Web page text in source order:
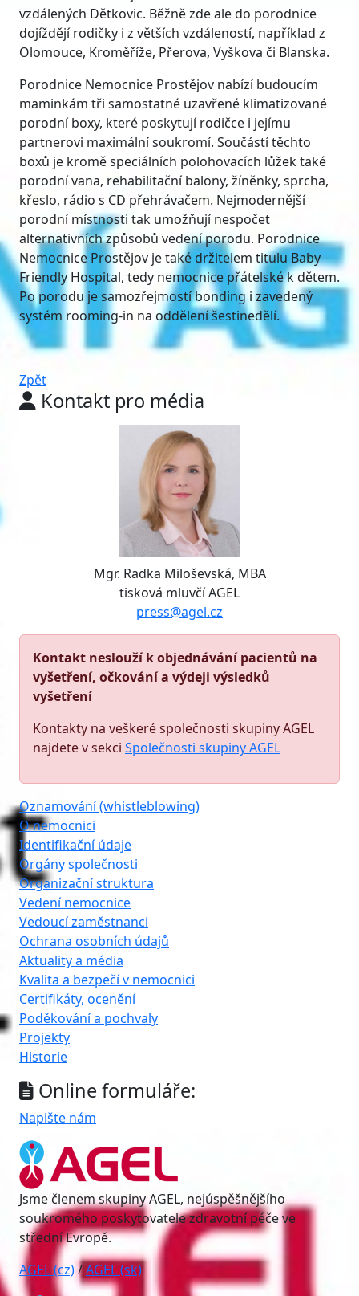
vzdálených Dětkovic. Běžně zde ale do porodnice
dojíždějí rodičky i z větších vzdáleností, například z
Olomouce, Kroměříže, Přerova, Vyškova či Blanska.
Porodnice Nemocnice Prostějov nabízí budoucím
maminkám tři samostatné uzavřené klimatizované
porodní boxy, které poskytují rodičce i jejímu
partnerovi maximální soukromí. Součástí těchto
boxů je kromě speciálních polohovacích lůžek také
porodní vana, rehabilitační balony, žíněnky, sprcha,
křeslo, rádio s CD přehrávačem. Nejmodernější
porodní místnosti tak umožňují nespočet
alternativních způsobů vedení porodu. Porodnice
Nemocnice Prostějov je také držitelem titulu Baby
Friendly Hospital, tedy nemocnice přátelské k dětem.
Po porodu je samozřejmostí bonding i zavedený
systém rooming-in na oddělení šestinedělí.
Zpět
Kontakt pro média
Mgr. Radka Miloševská, MBA
tisková mluvčí AGEL
press@agel.cz
Kontakt neslouží k objednávání pacientů na
vyšetření, očkování a výdeji výsledků
vyšetření
Kontakty na veškeré společnosti skupiny AGEL
najdete v sekci Společnosti skupiny AGEL
Oznamování (whistleblowing)
O nemocnici
Identifikační údaje
Orgány společnosti
Organizační struktura
Vedení nemocnice
Vedoucí zaměstnanci
Ochrana osobních údajů
Aktuality a média
Kvalita a bezpečí v nemocnici
Certifikáty, ocenění
Poděkování a pochvaly
Projekty
Historie
Online formuláře:
Napište nám
Jsme členem skupiny AGEL, nejúspěšnějšího
soukromého poskytovatele zdravotní péče ve
střední Evropě.
AGEL (cz)/AGEL (sk)